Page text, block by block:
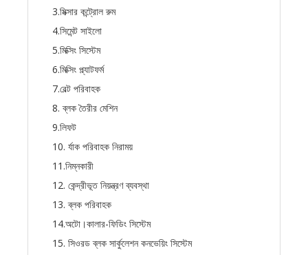
3.মিক্সার কন্ট্রোল রুম
4.সিমেন্ট সাইলো
5.মিক্সিং সিস্টেম
6.মিক্সিং প্ল্যাটফর্ম
7.বেল্ট পরিবাহক
8. ব্লক তৈরীর মেশিন
9.লিফট
10. র্যাক পরিবাহক নিরাময়
11.নিম্নকারী
12. কেন্দ্রীভূত নিয়ন্ত্রণ ব্যবস্থা
13. ব্লক পরিবাহক
14.অটো।কালার-ফিডিং সিস্টেম
15. সিওরড ব্লক সার্কুলেশন কনভেয়িং সিস্টেম